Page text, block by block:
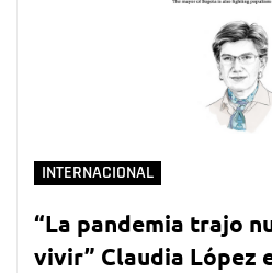
INTERNACIONAL
“La pandemia trajo
vivir” Claudia López